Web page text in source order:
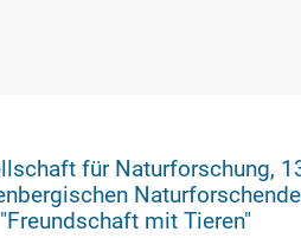
1398 - Eintrittskarte für den im Rahmen der
mit Tieren"